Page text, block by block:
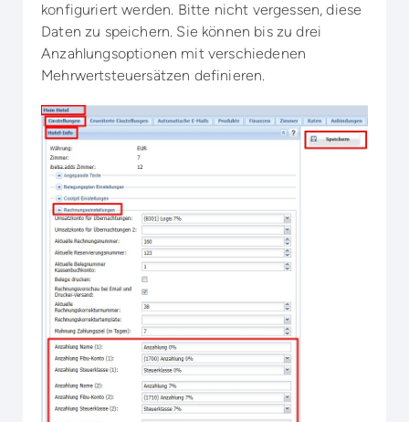
konfiguriert werden. Bitte nicht vergessen, diese
Daten zu speichern. Sie können bis zu drei
Anzahlungsoptionen mit verschiedenen
Mehrwertsteuersätzen definieren.